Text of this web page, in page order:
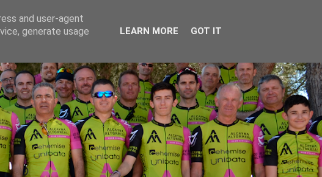
and user-agent
generate usage
LEARN MORE GOT IT